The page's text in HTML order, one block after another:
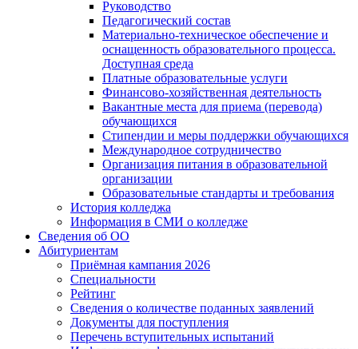
Руководство
Педагогический состав
Материально-техническое обеспечение и
оснащенность образовательного процесса.
Доступная среда
Платные образовательные услуги
Финансово-хозяйственная деятельность
Вакантные места для приема (перевода)
обучающихся
Стипендии и меры поддержки обучающихся
Международное сотрудничество
Организация питания в образовательной
организации
Образовательные стандарты и требования
История колледжа
Информация в СМИ о колледже
Сведения об ОО
Абитуриентам
Приёмная кампания 2026
Специальности
Рейтинг
Сведения о количестве поданных заявлений
Документы для поступления
Перечень вступительных испытаний